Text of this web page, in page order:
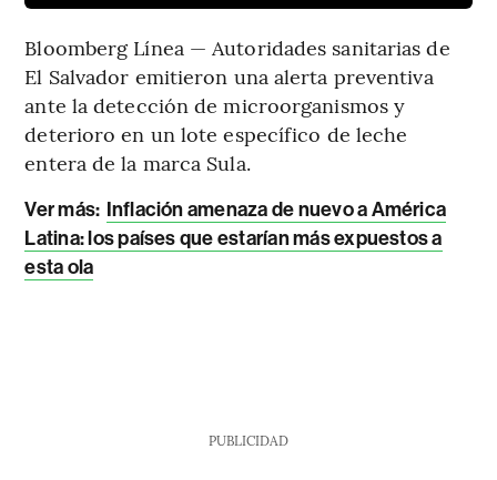
Bloomberg Línea — Autoridades sanitarias de
El Salvador emitieron una alerta preventiva
ante la detección de microorganismos y
deterioro en un lote específico de leche
entera de la marca Sula.
Ver más: Inflación amenaza de nuevo a América
Latina: los países que estarían más expuestos a
esta ola
PUBLICIDAD